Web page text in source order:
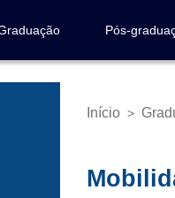
Pós-
Trilha
Início >